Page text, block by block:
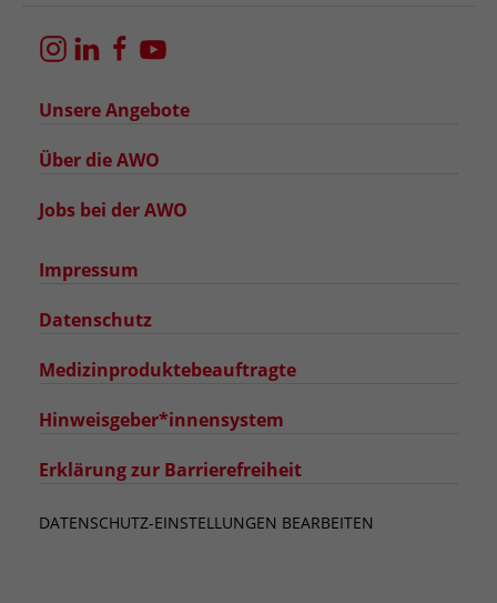
Unsere Angebote
Über die AWO
Jobs bei der AWO
Impressum
Datenschutz
Medizinproduktebeauftragte
Hinweisgeber*innensystem
Erklärung zur Barrierefreiheit
DATENSCHUTZ-EINSTELLUNGEN BEARBEITEN